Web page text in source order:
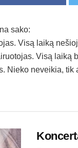
sako:
Visą laiką
Visą laiką
Nieko neveikia,